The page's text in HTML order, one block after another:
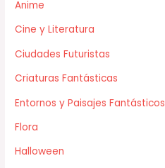
Anime
Cine y Literatura
Ciudades Futuristas
Criaturas Fantásticas
Entornos y Paisajes Fantásticos
Flora
Halloween